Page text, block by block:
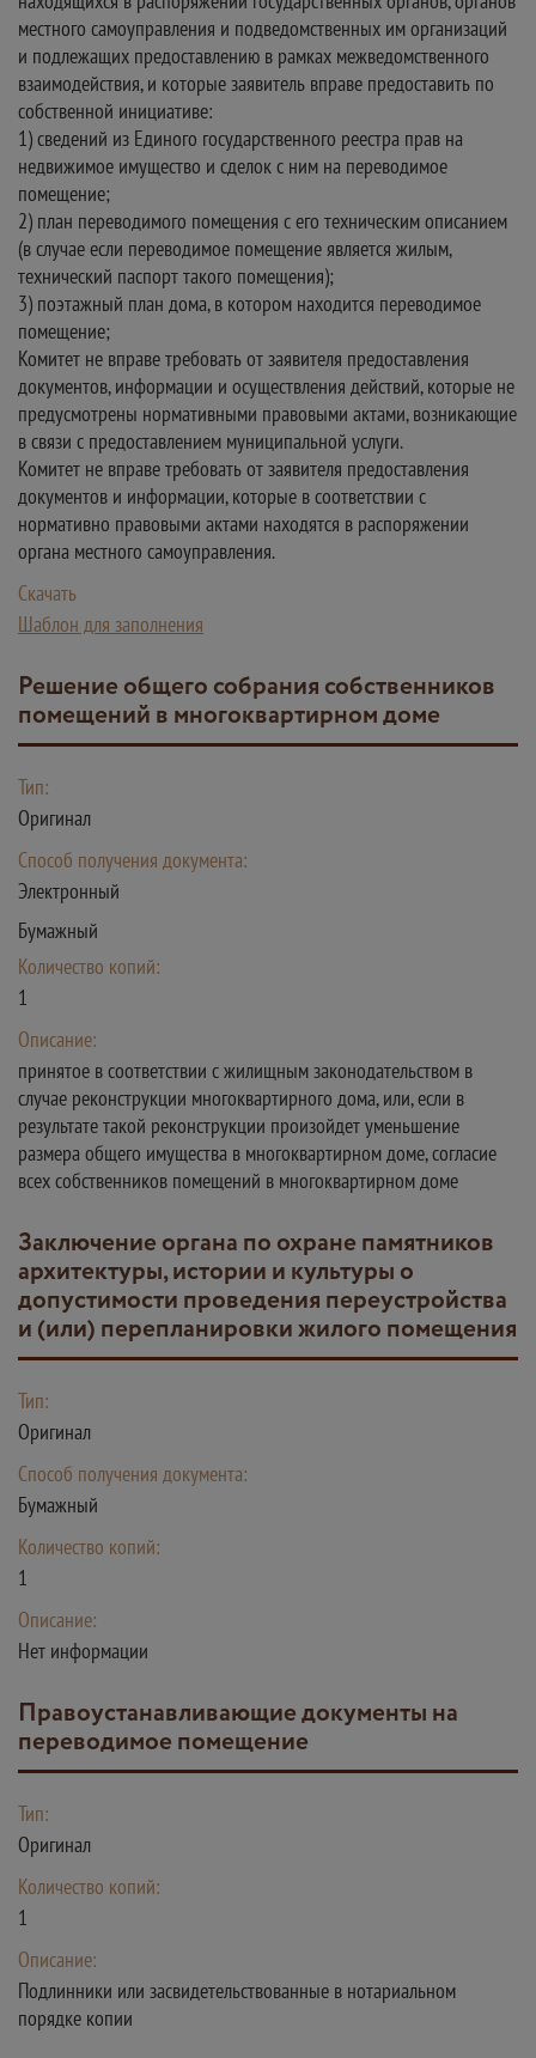
местного самоуправления и подведомственных им организаций
и подлежащих предоставлению в рамках межведомственного
взаимодействия, и которые заявитель вправе предоставить по
собственной инициативе:
1) сведений из Единого государственного реестра прав на
недвижимое имущество и сделок с ним на переводимое
помещение;
2) план переводимого помещения с его техническим описанием
(в случае если переводимое помещение является жилым,
технический паспорт такого помещения);
3) поэтажный план дома, в котором находится переводимое
помещение;
Комитет не вправе требовать от заявителя предоставления
документов, информации и осуществления действий, которые не
предусмотрены нормативными правовыми актами, возникающие
в связи с предоставлением муниципальной услуги.
Комитет не вправе требовать от заявителя предоставления
документов и информации, которые в соответствии с
нормативно правовыми актами находятся в распоряжении
органа местного самоуправления.
Скачать
Шаблон для заполнения
Решение общего собрания собственников
помещений в многоквартирном доме
Тип:
Оригинал
Способ получения документа:
Электронный
Бумажный
Количество копий:
1
Описание:
принятое в соответствии с жилищным законодательством в
случае реконструкции многоквартирного дома, или, если в
результате такой реконструкции произойдет уменьшение
размера общего имущества в многоквартирном доме, согласие
всех собственников помещений в многоквартирном доме
Заключение органа по охране памятников
архитектуры, истории и культуры о
допустимости проведения переустройства
и (или) перепланировки жилого помещения
Тип:
Оригинал
Способ получения документа:
Бумажный
Количество копий:
1
Описание:
Нет информации
Правоустанавливающие документы на
переводимое помещение
Тип:
Оригинал
Количество копий:
1
Описание:
Подлинники или засвидетельствованные в нотариальном
порядке копии